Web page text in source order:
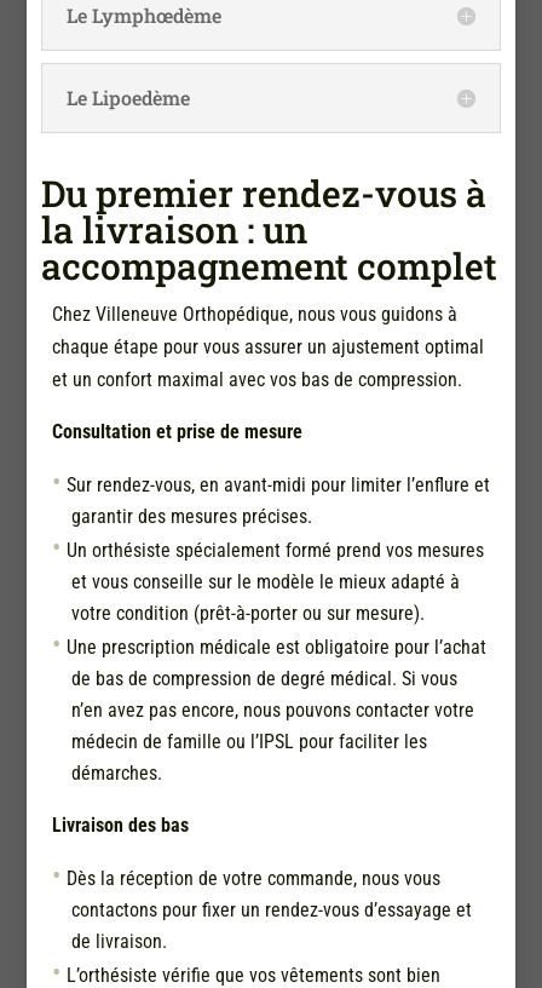
Le Lymphœdème
Le Lipoedème
Du premier rendez-vous à
la livraison : un
accompagnement complet
Chez Villeneuve Orthopédique, nous vous guidons à
chaque étape pour vous assurer un ajustement optimal
et un confort maximal avec vos bas de compression.
Consultation et prise de mesure
Sur rendez-vous, en avant-midi pour limiter l’enflure et
garantir des mesures précises.
Un orthésiste spécialement formé prend vos mesures
et vous conseille sur le modèle le mieux adapté à
votre condition (prêt-à-porter ou sur mesure).
Une prescription médicale est obligatoire pour l’achat
de bas de compression de degré médical. Si vous
n’en avez pas encore, nous pouvons contacter votre
médecin de famille ou l’IPSL pour faciliter les
démarches.
Livraison des bas
Dès la réception de votre commande, nous vous
contactons pour fixer un rendez-vous d’essayage et
de livraison.
L’orthésiste vérifie que vos vêtements sont bien